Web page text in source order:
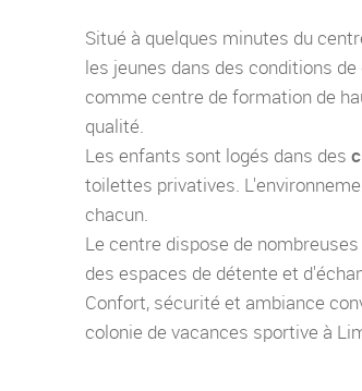
Situé à quelques minutes du
les jeunes dans des conditions
comme centre de formation de
qualité.
Les enfants sont logés dans des
toilettes privatives.
chacun.
Le centre dispose de
des espaces de détente et
Confort, sécurité et ambiance
colonie de vacances sportive à